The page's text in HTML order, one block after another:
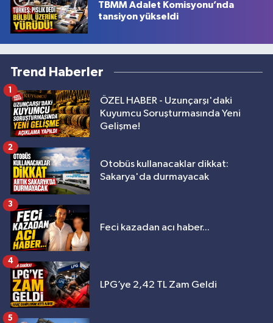
TBMM Adalet Komisyonu’nda
tansiyon yükseldi
Trend Haberler
ÖZEL HABER - Uzunçarşı'daki
Kuyumcu Soruşturmasında Yeni
Gelişme!
1
Otobüs kullanacaklar dikkat:
Sakarya'da durmayacak
2
Feci kazadan acı haber...
3
LPG’ye 2,42 TL Zam Geldi
4
5